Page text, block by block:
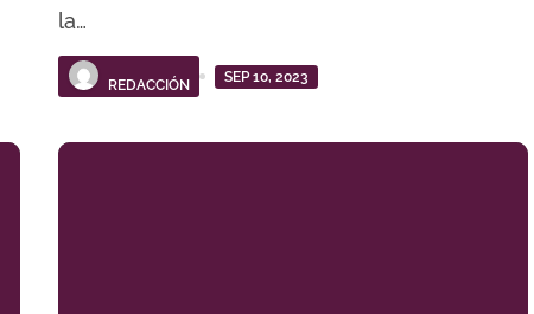
la…
REDACCIÓN
SEP 10, 2023